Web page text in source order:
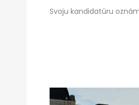
Svoju kandidatúru